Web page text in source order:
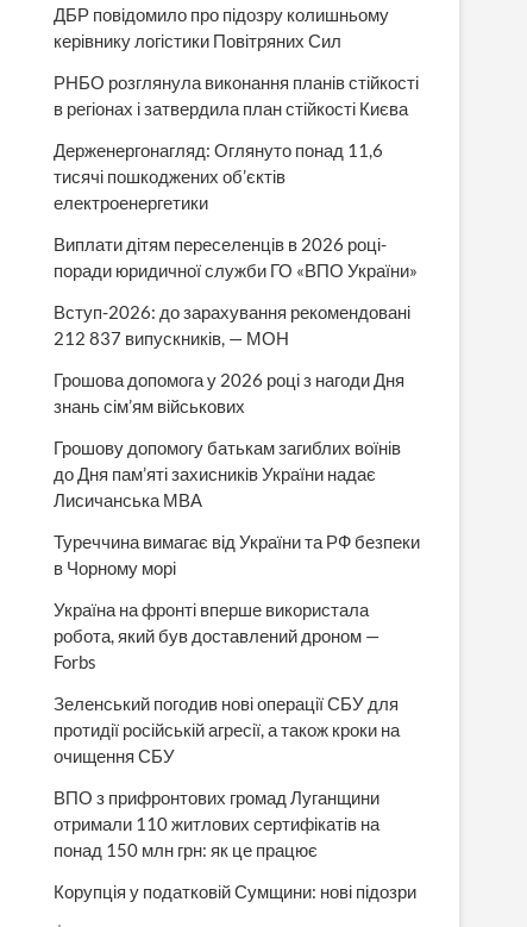
ДБР повідомило про підозру колишньому
керівнику логістики Повітряних Сил
РНБО розглянула виконання планів стійкості
в регіонах і затвердила план стійкості Києва
Держенергонагляд: Оглянуто понад 11,6
тисячі пошкоджених об’єктів
електроенергетики
Виплати дітям переселенців в 2026 році-
поради юридичної служби ГО «ВПО України»
Вступ-2026: до зарахування рекомендовані
212 837 випускників, — МОН
Грошова допомога у 2026 році з нагоди Дня
знань сім’ям військових
Грошову допомогу батькам загиблих воїнів
до Дня пам’яті захисників України надає
Лисичанська МВА
Туреччина вимагає від України та РФ безпеки
в Чорному морі
Україна на фронті вперше використала
робота, який був доставлений дроном —
Forbs
Зеленський погодив нові операції СБУ для
протидії російській агресії, а також кроки на
очищення СБУ
ВПО з прифронтових громад Луганщини
отримали 110 житлових сертифікатів на
понад 150 млн грн: як це працює
Корупція у податковій Сумщини: нові підозри